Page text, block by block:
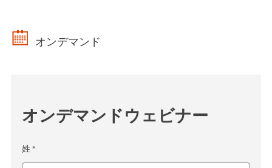
オンデマンド
オンデマンドウェビナー
姓 *